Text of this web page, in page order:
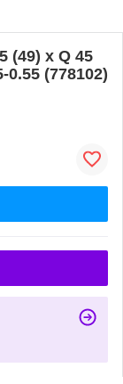
(49) х Q 45
0.55 (778102)